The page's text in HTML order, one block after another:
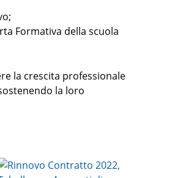
Formativa della scuola
la crescita professionale
la loro